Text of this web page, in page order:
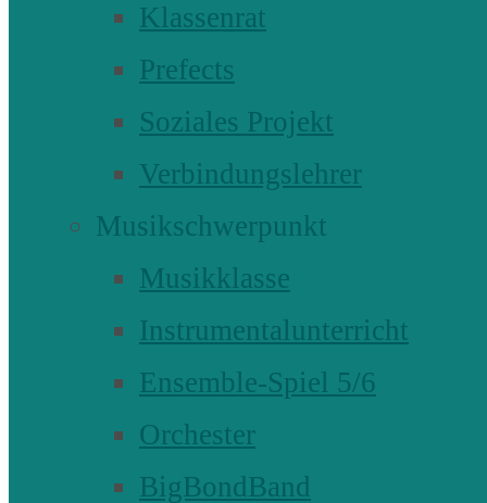
Klassenrat
Prefects
Soziales Projekt
Verbindungslehrer
Musikschwerpunkt
Musikklasse
Instrumentalunterricht
Ensemble-Spiel 5/6
Orchester
BigBondBand